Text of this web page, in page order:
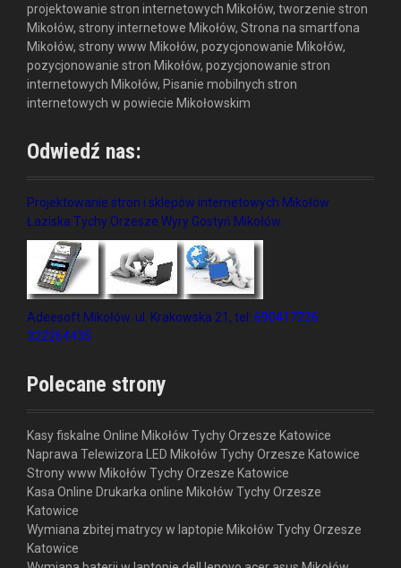
projektowanie stron internetowych Mikołów, tworzenie stron
Mikołów, strony internetowe Mikołów, Strona na smartfona
Mikołów, strony www Mikołów, pozycjonowanie Mikołów,
pozycjonowanie stron Mikołów, pozycjonowanie stron
internetowych Mikołów, Pisanie mobilnych stron
internetowych w powiecie Mikołowskim
Odwiedź nas:
Projektowanie stron i sklepów internetowych Mikołów
Łaziska Tychy Orzesze Wyry Gostyń Mikołów.
Adeesoft Mikołów. ul. Krakowska 21, tel: 690417226
322264435
Polecane strony
Kasy fiskalne Online Mikołów Tychy Orzesze Katowice
Naprawa Telewizora LED Mikołów Tychy Orzesze Katowice
Strony www Mikołów Tychy Orzesze Katowice
Kasa Online Drukarka online Mikołów Tychy Orzesze
Katowice
Wymiana zbitej matrycy w laptopie Mikołów Tychy Orzesze
Katowice